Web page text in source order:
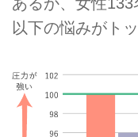
以下の悩みがト